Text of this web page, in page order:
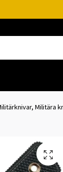
Militära